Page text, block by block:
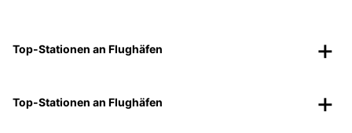
Top-Stationen an Flughäfen
Top-Stationen an Flughäfen